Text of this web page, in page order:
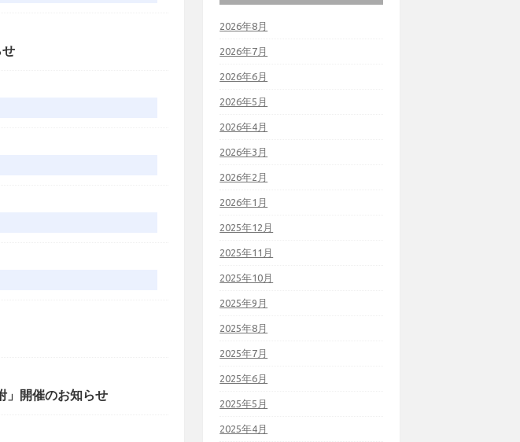
」開催のお知らせ
2026年8月
2026年7月
2026年6月
2026年5月
2026年4月
2026年3月
2026年2月
2026年1月
2025年12月
2025年11月
2025年10月
2025年9月
2025年8月
2025年7月
2025年6月
2025年5月
2025年4月